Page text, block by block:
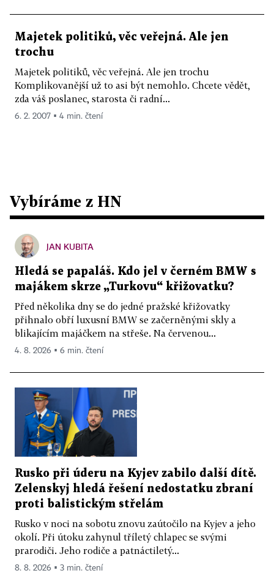
Majetek politiků, věc veřejná. Ale jen
trochu
Majetek politiků, věc veřejná. Ale jen trochu
Komplikovanější už to asi být nemohlo. Chcete vědět,
zda váš poslanec, starosta či radní...
6. 2. 2007 ▪ 4 min. čtení
Vybíráme z HN
JAN KUBITA
Hledá se papaláš. Kdo jel v černém BMW s
majákem skrze „Turkovu“ křižovatku?
Před několika dny se do jedné pražské křižovatky
přihnalo obří luxusní BMW se začerněnými skly a
blikajícím majáčkem na střeše. Na červenou...
4. 8. 2026 ▪ 6 min. čtení
Rusko při úderu na Kyjev zabilo další dítě.
Zelenskyj hledá řešení nedostatku zbraní
proti balistickým střelám
Rusko v noci na sobotu znovu zaútočilo na Kyjev a jeho
okolí. Při útoku zahynul tříletý chlapec se svými
prarodiči. Jeho rodiče a patnáctiletý...
8. 8. 2026 ▪ 3 min. čtení